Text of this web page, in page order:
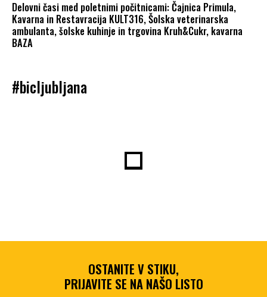
Delovni časi med poletnimi počitnicami: Čajnica Primula,
Kavarna in Restavracija KULT316, Šolska veterinarska
ambulanta, šolske kuhinje in trgovina Kruh&Cukr, kavarna
BAZA
#bicljubljana
OSTANITE V STIKU,
PRIJAVITE SE NA NAŠO LISTO